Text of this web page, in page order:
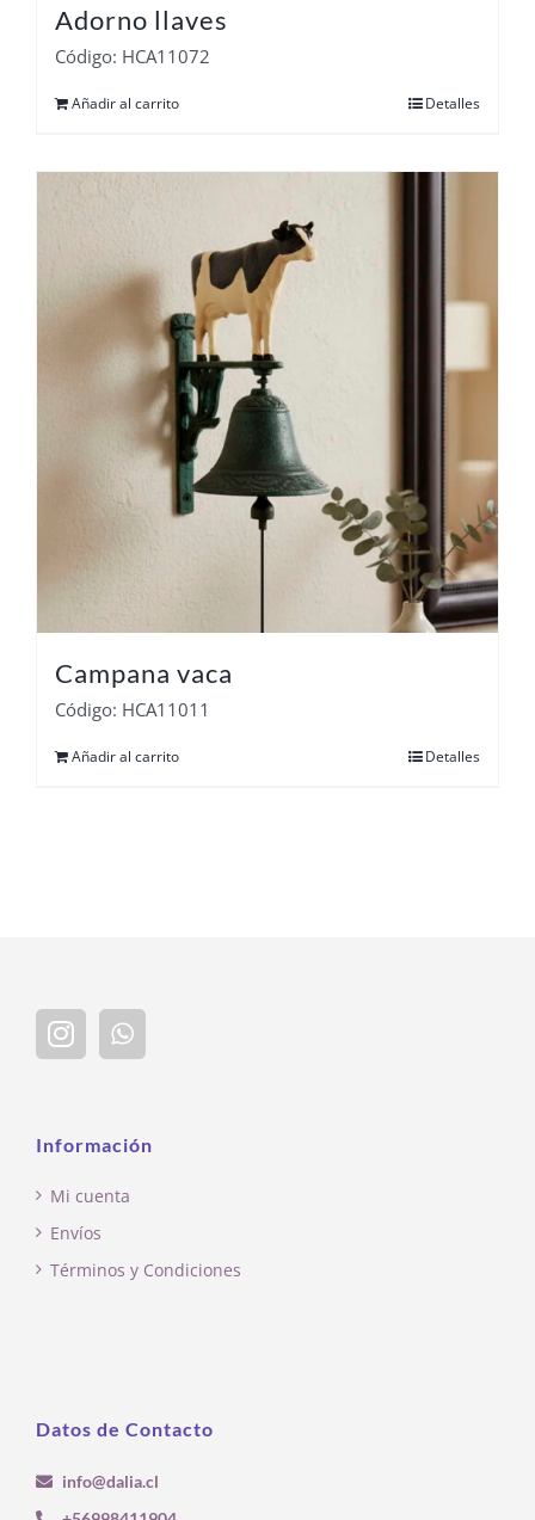
Adorno llaves
Código: HCA11072
Añadir al carrito Detalles
Campana vaca
Código: HCA11011
Añadir al carrito Detalles
Información
Mi cuenta
Envíos
Términos y Condiciones
Datos de Contacto
info@dalia.cl